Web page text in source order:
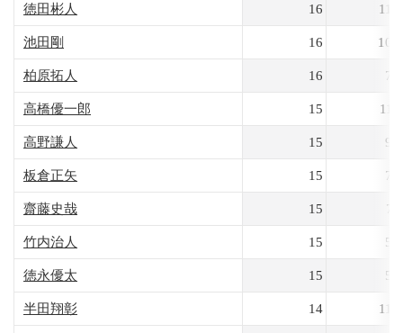
徳田彬人 16
池田剛 16
柏原拓人 16
高橋優一郎 15
高野謙人 15
板倉正矢 15
齋藤史哉 15
竹内治人 15
徳永優太 15
半田翔彰 14